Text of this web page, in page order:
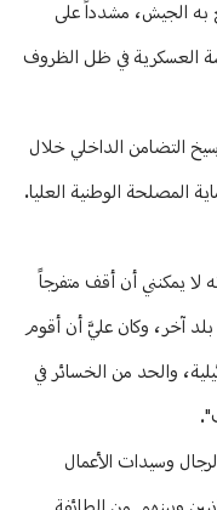
به الجيش، مشدداً على
العسكرية في ظل الظروف
التضامن الداخلي خلال
المصلحة الوطنية العليا.
لا يمكنني أن أقف متفرجاً
آخر، وكان عليَّ أن أقوم
والحد من الخسائر في
وسيدات الأعمال